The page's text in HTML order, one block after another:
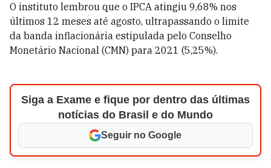
O instituto lembrou que o IPCA atingiu 9,68% nos
últimos 12 meses até agosto, ultrapassando o limite
da banda inflacionária estipulada pelo Conselho
Monetário Nacional (CMN) para 2021 (5,25%).
Siga a Exame e fique por dentro das últimas
notícias do Brasil e do Mundo
Seguir no Google